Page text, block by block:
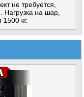
не требуется,
Нагрузка на шар,
кг.